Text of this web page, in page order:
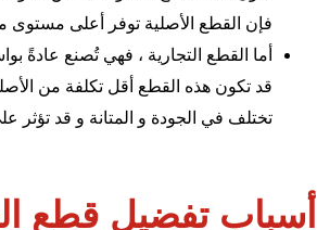
فإن القطع الأصلية توفر أعلى مستوى
أما القطع التجارية ، فهي تُصنع عادةً
قد تكون هذه القطع أقل تكلفة من
تختلف في الجودة و المتانة و قد تؤثر
أسباب تفضيل قطع